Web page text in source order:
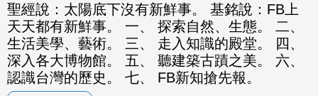
聖經說：太陽底下沒有新鮮事。 基銘說：FB上
天天都有新鮮事。 一、 探索自然、生態。 二、
生活美學、藝術。 三、 走入知識的殿堂。 四、
深入各大博物館。 五、 聽建築古蹟之美。 六、
認識台灣的歷史。 七、 FB新知搶先報。